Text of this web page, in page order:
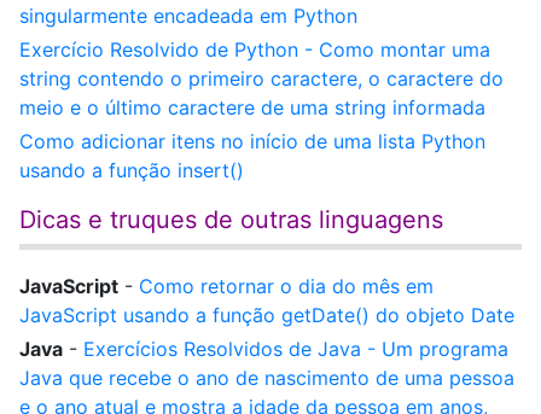
singularmente encadeada em Python
Exercício Resolvido de Python - Como montar uma
string contendo o primeiro caractere, o caractere do
meio e o último caractere de uma string informada
Como adicionar itens no início de uma lista Python
usando a função insert()
Dicas e truques de outras linguagens
JavaScript - Como retornar o dia do mês em
JavaScript usando a função getDate() do objeto Date
Java - Exercícios Resolvidos de Java - Um programa
Java que recebe o ano de nascimento de uma pessoa
e o ano atual e mostra a idade da pessoa em anos,